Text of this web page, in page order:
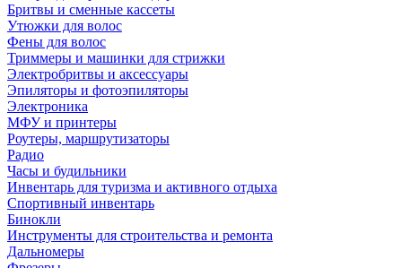
Бритвы и сменные кассеты
Утюжки для волос
Фены для волос
Триммеры и машинки для стрижки
Электробритвы и аксессуары
Эпиляторы и фотоэпиляторы
Электроника
МФУ и принтеры
Роутеры, маршрутизаторы
Радио
Часы и будильники
Инвентарь для туризма и активного отдыха
Спортивный инвентарь
Бинокли
Инструменты для строительства и ремонта
Дальномеры